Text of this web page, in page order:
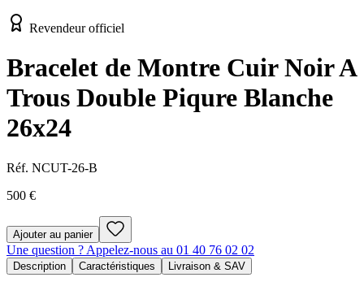
Revendeur officiel
Bracelet de Montre Cuir Noir A
Trous Double Piqure Blanche
26x24
Réf. NCUT-26-B
500 €
Ajouter au panier
Une question ? Appelez-nous au 01 40 76 02 02
Description Caractéristiques Livraison & SAV